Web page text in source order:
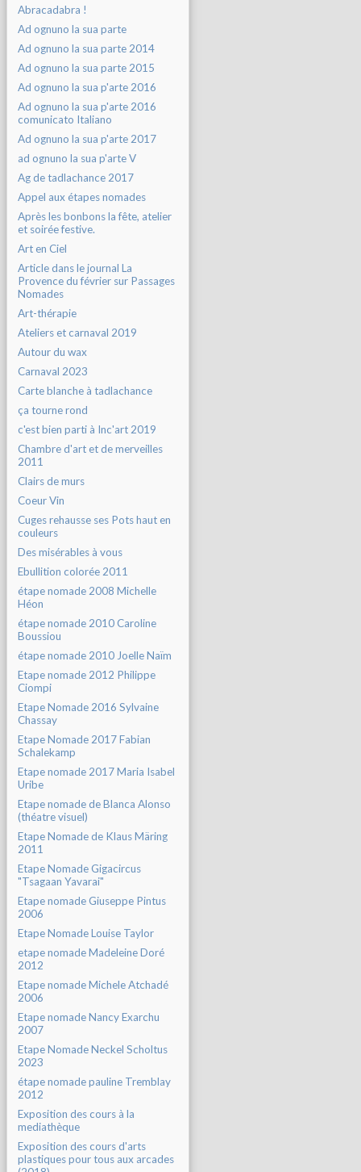
Abracadabra !
Ad ognuno la sua parte
Ad ognuno la sua parte 2014
Ad ognuno la sua parte 2015
Ad ognuno la sua p'arte 2016
Ad ognuno la sua p'arte 2016
comunicato Italiano
Ad ognuno la sua p'arte 2017
ad ognuno la sua p'arte V
Ag de tadlachance 2017
Appel aux étapes nomades
Après les bonbons la fête, atelier
et soirée festive.
Art en Ciel
Article dans le journal La
Provence du février sur Passages
Nomades
Art-thérapie
Ateliers et carnaval 2019
Autour du wax
Carnaval 2023
Carte blanche à tadlachance
ça tourne rond
c'est bien parti à Inc'art 2019
Chambre d'art et de merveilles
2011
Clairs de murs
Coeur Vin
Cuges rehausse ses Pots haut en
couleurs
Des misérables à vous
Ebullition colorée 2011
étape nomade 2008 Michelle
Héon
étape nomade 2010 Caroline
Boussiou
étape nomade 2010 Joelle Naïm
Etape nomade 2012 Philippe
Ciompi
Etape Nomade 2016 Sylvaine
Chassay
Etape Nomade 2017 Fabian
Schalekamp
Etape nomade 2017 Maria Isabel
Uribe
Etape nomade de Blanca Alonso
(théatre visuel)
Etape Nomade de Klaus Märing
2011
Etape Nomade Gigacircus
"Tsagaan Yavarai"
Etape nomade Giuseppe Pintus
2006
Etape Nomade Louise Taylor
etape nomade Madeleine Doré
2012
Etape nomade Michele Atchadé
2006
Etape nomade Nancy Exarchu
2007
Etape Nomade Neckel Scholtus
2023
étape nomade pauline Tremblay
2012
Exposition des cours à la
mediathèque
Exposition des cours d'arts
plastiques pour tous aux arcades